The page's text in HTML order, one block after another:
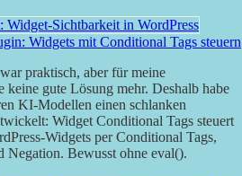
Widgets mit Conditional Tags steuern
praktisch, aber für meine
keine gute Lösung mehr. Deshalb habe
KI-Modellen einen schlanken
Widget Conditional Tags steuert
Widgets per Conditional Tags,
Bewusst ohne eval().